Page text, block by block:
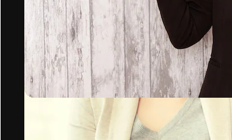
Copyright © 2010- 2026 Freepik Company S.L.U.